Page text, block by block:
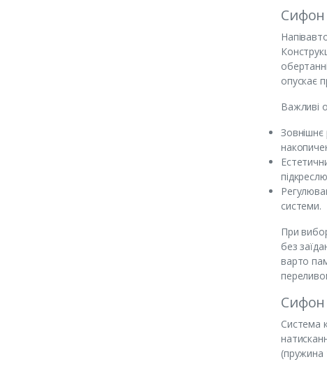
Сифон
опускає
Важливі
Зовнішнє
системи.
При
без
варто
Сифон
Система
(пружина